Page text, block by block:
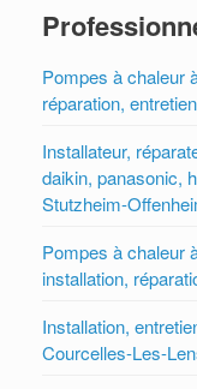
Pompes à chaleur
réparation, entretien
Installateur,
daikin, panasonic,
Stutzheim-
Pompes à chaleur
installation,
Installation,
Courcelles-Les-